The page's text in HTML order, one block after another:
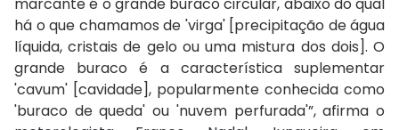
há o que chamamos de 'virga' [precipitação de água
líquida, cristais de gelo ou uma mistura dos dois]. O
grande buraco é a característica suplementar
'cavum' [cavidade], popularmente conhecida como
'buraco de queda' ou 'nuvem perfurada'”, afirma o